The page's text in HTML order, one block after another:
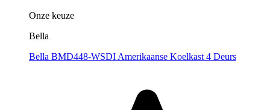
Onze keuze
Bella
Bella BMD448-WSDI Amerikaanse Koelkast 4 Deurs